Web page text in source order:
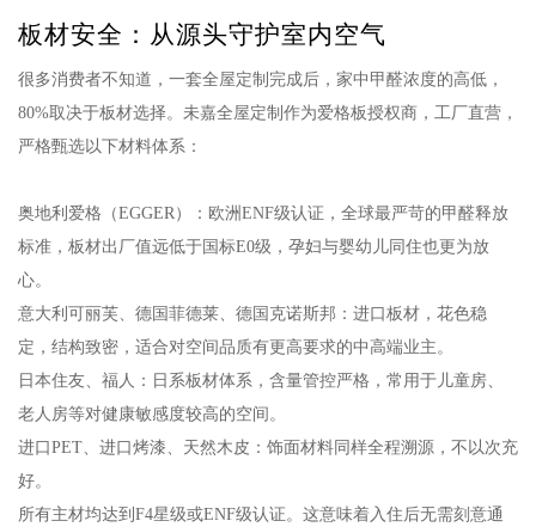
板材安全：从源头守护室内空气
很多消费者不知道，一套全屋定制完成后，家中甲醛浓度的高低，
80%取决于板材选择。未嘉全屋定制作为爱格板授权商，工厂直营，
严格甄选以下材料体系：
奥地利爱格（EGGER）：欧洲ENF级认证，全球最严苛的甲醛释放
标准，板材出厂值远低于国标E0级，孕妇与婴幼儿同住也更为放
心。
意大利可丽芙、德国菲德莱、德国克诺斯邦：进口板材，花色稳
定，结构致密，适合对空间品质有更高要求的中高端业主。
日本住友、福人：日系板材体系，含量管控严格，常用于儿童房、
老人房等对健康敏感度较高的空间。
进口PET、进口烤漆、天然木皮：饰面材料同样全程溯源，不以次充
好。
所有主材均达到F4星级或ENF级认证。这意味着入住后无需刻意通